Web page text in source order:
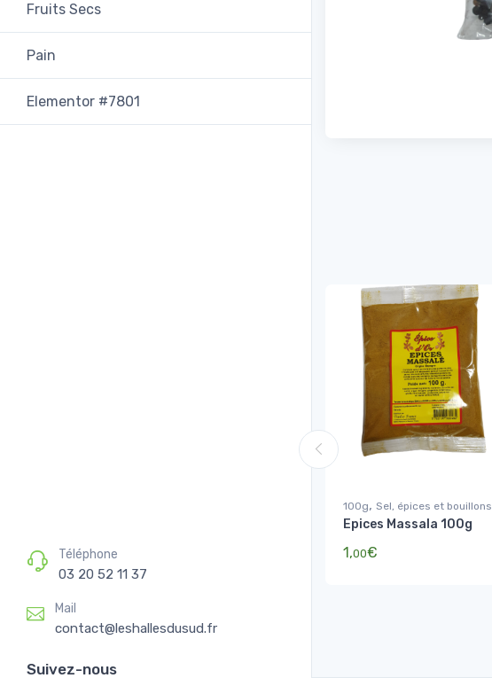
Fruits Secs
Pain
Elementor #7801
Téléphone
03 20 52 11 37
Mail
contact@leshallesdusud.fr
Suivez-nous
100g, Sel, épices et bouillons
Epices Massala 100g
1,00€